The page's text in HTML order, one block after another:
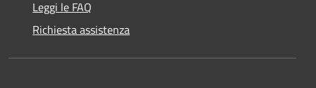
Leggi le FAQ
Richiesta assistenza